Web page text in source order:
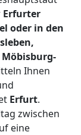
Erfurter
oder in den
Ihnen
Erfurt.
zwischen
eine